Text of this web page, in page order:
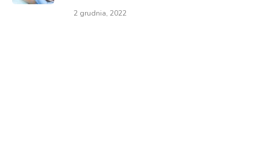
2 grudnia, 2022